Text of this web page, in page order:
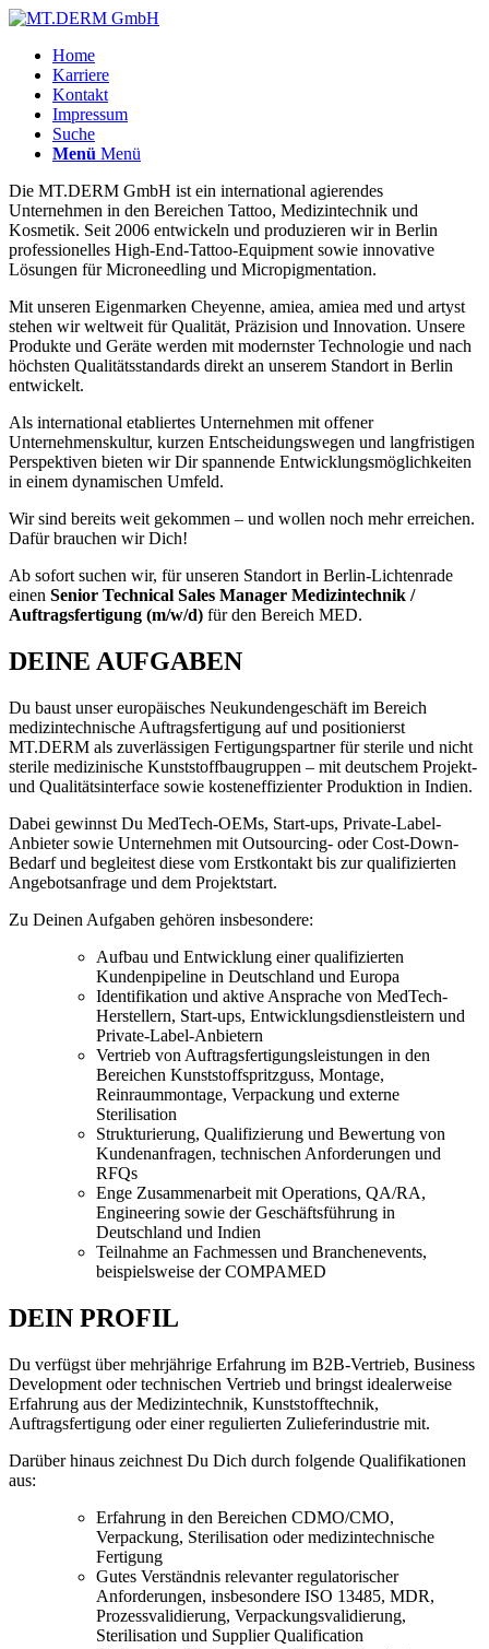
Home
Karriere
Kontakt
Impressum
Suche
Menü Menü
Die MT.DERM GmbH ist ein international agierendes
Unternehmen in den Bereichen Tattoo, Medizintechnik und
Kosmetik. Seit 2006 entwickeln und produzieren wir in Berlin
professionelles High-End-Tattoo-Equipment sowie innovative
Lösungen für Microneedling und Micropigmentation.
Mit unseren Eigenmarken Cheyenne, amiea, amiea med und artyst
stehen wir weltweit für Qualität, Präzision und Innovation. Unsere
Produkte und Geräte werden mit modernster Technologie und nach
höchsten Qualitätsstandards direkt an unserem Standort in Berlin
entwickelt.
Als international etabliertes Unternehmen mit offener
Unternehmenskultur, kurzen Entscheidungswegen und langfristigen
Perspektiven bieten wir Dir spannende Entwicklungsmöglichkeiten
in einem dynamischen Umfeld.
Wir sind bereits weit gekommen – und wollen noch mehr erreichen.
Dafür brauchen wir Dich!
Ab sofort suchen wir, für unseren Standort in Berlin-Lichtenrade
einen Senior Technical Sales Manager Medizintechnik /
Auftragsfertigung (m/w/d) für den Bereich MED.
DEINE AUFGABEN
Du baust unser europäisches Neukundengeschäft im Bereich
medizintechnische Auftragsfertigung auf und positionierst
MT.DERM als zuverlässigen Fertigungspartner für sterile und nicht
sterile medizinische Kunststoffbaugruppen – mit deutschem Projekt-
und Qualitätsinterface sowie kosteneffizienter Produktion in Indien.
Dabei gewinnst Du MedTech-OEMs, Start-ups, Private-Label-
Anbieter sowie Unternehmen mit Outsourcing- oder Cost-Down-
Bedarf und begleitest diese vom Erstkontakt bis zur qualifizierten
Angebotsanfrage und dem Projektstart.
Zu Deinen Aufgaben gehören insbesondere:
Aufbau und Entwicklung einer qualifizierten
Kundenpipeline in Deutschland und Europa
Identifikation und aktive Ansprache von MedTech-
Herstellern, Start-ups, Entwicklungsdienstleistern und
Private-Label-Anbietern
Vertrieb von Auftragsfertigungsleistungen in den
Bereichen Kunststoffspritzguss, Montage,
Reinraummontage, Verpackung und externe
Sterilisation
Strukturierung, Qualifizierung und Bewertung von
Kundenanfragen, technischen Anforderungen und
RFQs
Enge Zusammenarbeit mit Operations, QA/RA,
Engineering sowie der Geschäftsführung in
Deutschland und Indien
Teilnahme an Fachmessen und Branchenevents,
beispielsweise der COMPAMED
DEIN PROFIL
Du verfügst über mehrjährige Erfahrung im B2B-Vertrieb, Business
Development oder technischen Vertrieb und bringst idealerweise
Erfahrung aus der Medizintechnik, Kunststofftechnik,
Auftragsfertigung oder einer regulierten Zulieferindustrie mit.
Darüber hinaus zeichnest Du Dich durch folgende Qualifikationen
aus:
Erfahrung in den Bereichen CDMO/CMO,
Verpackung, Sterilisation oder medizintechnische
Fertigung
Gutes Verständnis relevanter regulatorischer
Anforderungen, insbesondere ISO 13485, MDR,
Prozessvalidierung, Verpackungsvalidierung,
Sterilisation und Supplier Qualification